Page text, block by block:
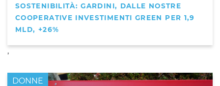
SOSTENIBILITÀ: GARDINI, DALLE NOSTRE
COOPERATIVE INVESTIMENTI GREEN PER 1,9
MLD, +26%
,
DONNE